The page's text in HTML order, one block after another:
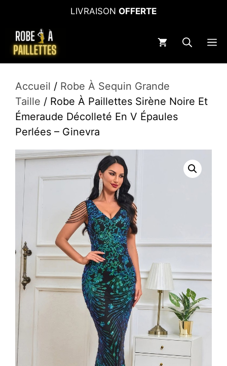
contenu
LIVRAISON OFFERTE
Accueil / Robe À Sequin Grande
Taille / Robe À Paillettes Sirène Noire Et
Émeraude Décolleté En V Épaules
Perlées – Ginevra